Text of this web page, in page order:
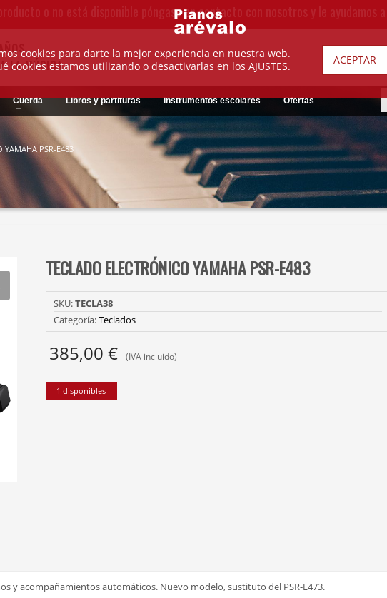
LA MÚSICA
Cuerda Libros y partituras Instrumentos escolares Ofertas
YAMAHA PSR-E483
TECLADO ELECTRÓNICO YAMAHA PSR-E483
SKU:TECLA38
Categoría:Teclados
385,00 € (IVA incluido)
1 disponibles
y acompañamientos automáticos. Nuevo modelo, sustituto del PSR-E473.
o no está disponible póngase en contacto con nosotros y le ayudamos
cookies para darte la mejor experiencia en nuestra web.
cookies estamos utilizando o desactivarlas en los AJUSTES. ACEPTAR